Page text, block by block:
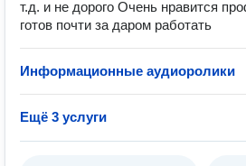
т.д. и не дорого Очень нравится
готов почти за даром работать
Информационные аудиоролики
Ещё 3 услуги